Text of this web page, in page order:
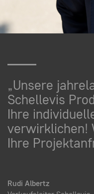
„Unsere
Schellevis
Ihre
verwirklichen!
Ihre
Rudi Albertz